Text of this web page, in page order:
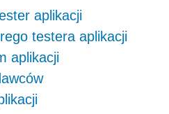
aplikacji
testera aplikacji
aplikacji